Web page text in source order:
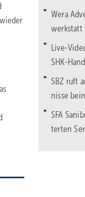
Wera
werk­statt
Live-
SHK-
SBZ ruft
nisse
SFA
terten